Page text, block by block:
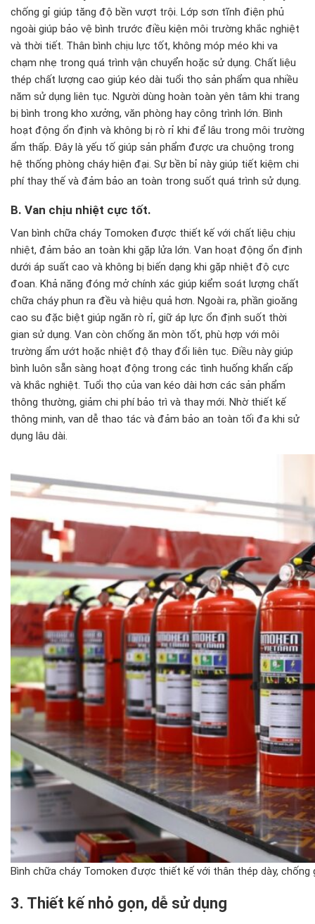
chống gỉ giúp tăng độ bền vượt trội. Lớp sơn tĩnh điện phủ
ngoài giúp bảo vệ bình trước điều kiện môi trường khắc nghiệt
và thời tiết. Thân bình chịu lực tốt, không móp méo khi va
chạm nhẹ trong quá trình vận chuyển hoặc sử dụng. Chất liệu
thép chất lượng cao giúp kéo dài tuổi thọ sản phẩm qua nhiều
năm sử dụng liên tục. Người dùng hoàn toàn yên tâm khi trang
bị bình trong kho xưởng, văn phòng hay công trình lớn. Bình
hoạt động ổn định và không bị rò rỉ khi để lâu trong môi trường
ẩm thấp. Đây là yếu tố giúp sản phẩm được ưa chuộng trong
hệ thống phòng cháy hiện đại. Sự bền bỉ này giúp tiết kiệm chi
phí thay thế và đảm bảo an toàn trong suốt quá trình sử dụng.
B. Van chịu nhiệt cực tốt.
Van bình chữa cháy Tomoken được thiết kế với chất liệu chịu
nhiệt, đảm bảo an toàn khi gặp lửa lớn. Van hoạt động ổn định
dưới áp suất cao và không bị biến dạng khi gặp nhiệt độ cực
đoan. Khả năng đóng mở chính xác giúp kiểm soát lượng chất
chữa cháy phun ra đều và hiệu quả hơn. Ngoài ra, phần gioăng
cao su đặc biệt giúp ngăn rò rỉ, giữ áp lực ổn định suốt thời
gian sử dụng. Van còn chống ăn mòn tốt, phù hợp với môi
trường ẩm ướt hoặc nhiệt độ thay đổi liên tục. Điều này giúp
bình luôn sẵn sàng hoạt động trong các tình huống khẩn cấp
và khắc nghiệt. Tuổi thọ của van kéo dài hơn các sản phẩm
thông thường, giảm chi phí bảo trì và thay mới. Nhờ thiết kế
thông minh, van dễ thao tác và đảm bảo an toàn tối đa khi sử
dụng lâu dài.
Bình chữa cháy Tomoken được thiết kế với thân thép dày,
3. Thiết kế nhỏ gọn, dễ sử dụng